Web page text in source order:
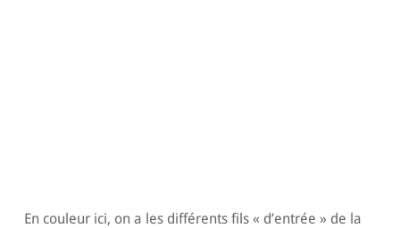
En couleur ici, on a les différents fils « d’entrée » de la